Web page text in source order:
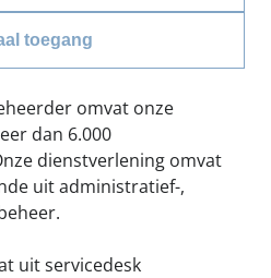
toegang
omvat onze
dan 6.000
dienstverlening omvat
uit administratief-,
uit servicedesk